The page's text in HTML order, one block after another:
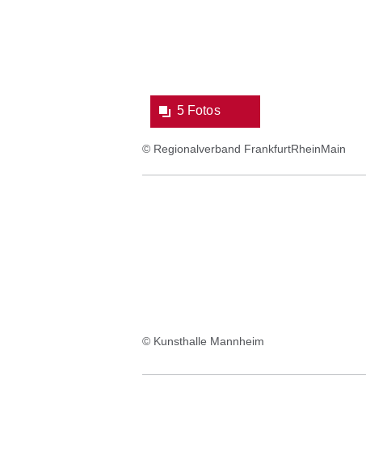
5 Fotos
© Regionalverband FrankfurtRheinMain
© Kunsthalle Mannheim